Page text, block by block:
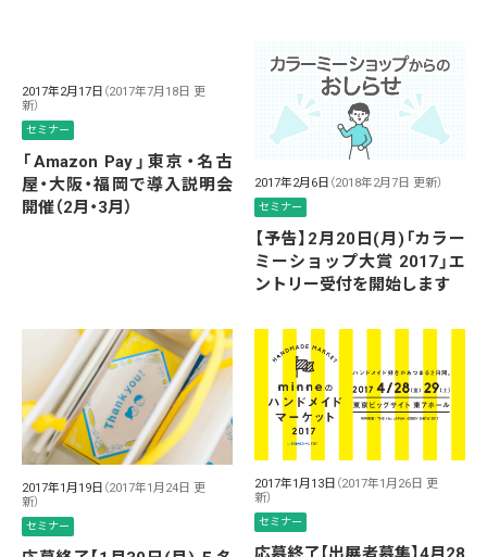
2017年2月17日 （2017年7月18日 更
新）
セミナー
「Amazon Pay」東京・名古
屋・大阪・福岡で導入説明会
開催（2月・3月）
2017年2月6日 （2018年2月7日 更新）
セミナー
【予告】2月20日(月)「カラー
ミーショップ大賞 2017」エ
ントリー受付を開始します
2017年1月19日 （2017年1月24日 更
新）
セミナー
2017年1月13日 （2017年1月26日 更
新）
セミナー